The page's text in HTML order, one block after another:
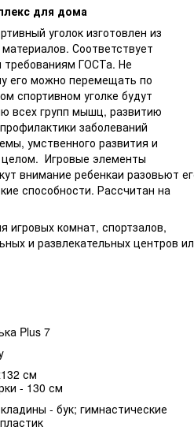
для дома
уголок изготовлен из
Соответствует
требованиям ГОСТа. Не
его можно перемещать по
спортивном уголке будут
всех групп мышц, развитию
заболеваний
умственного развития и
целом. Игровые элементы
внимание ребенкаи разовьют
способности. Рассчитан на
игровых комнат, спортзалов,
и развлекательных центров
Plus 7
см
- 130 см
- бук; гимнастические